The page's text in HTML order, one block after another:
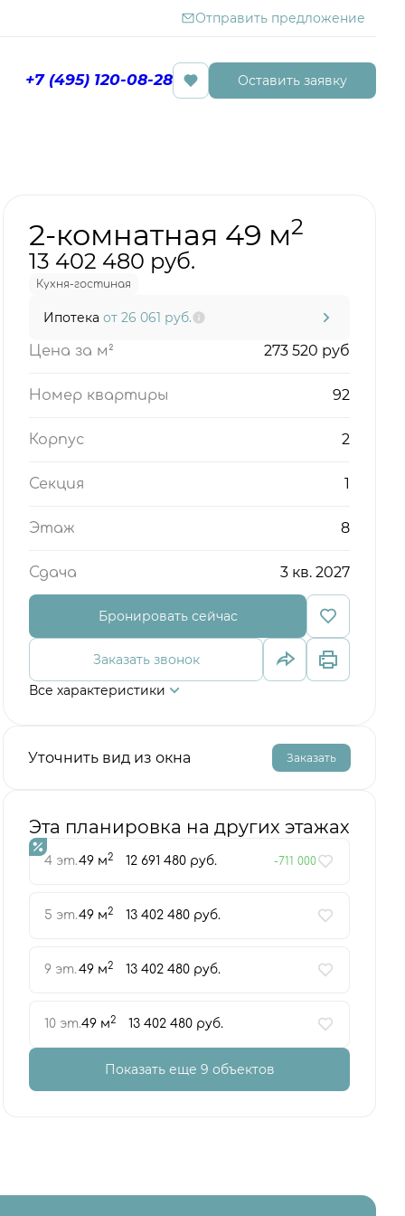
Отправить предложение
+7 (495) 120-08-28 Оставить заявку
2-комнатная 49 м2
13 402 480 руб.
Кухня-гостиная
Ипотека от 26 061 руб.
Цена за м² 273 520 руб
Номер квартиры 92
Корпус 2
Секция 1
Этаж 8
Сдача 3 кв. 2027
Бронировать сейчас
Заказать звонок
Все характеристики
Уточнить вид из окна Заказать
Эта планировка на других этажах
4 эт.49 м2 12 691 480 руб. -711 000
5 эт.49 м2 13 402 480 руб.
9 эт. 49 м2 13 402 480 руб.
10 эт.49 м2 13 402 480 руб.
Показать еще 9 объектов